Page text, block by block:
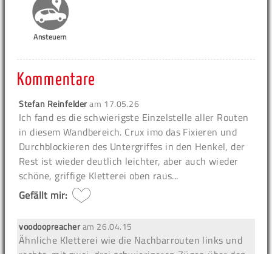
Ansteuern
Kommentare
Stefan Reinfelderam 17.05.26
Ich fand es die schwierigste Einzelstelle aller Routen
in diesem Wandbereich. Crux imo das Fixieren und
Durchblockieren des Untergriffes in den Henkel, der
Rest ist wieder deutlich leichter, aber auch wieder
schöne, griffige Kletterei oben raus...
Gefällt mir:
voodoopreacheram 26.04.15
Ähnliche Kletterei wie die Nachbarrouten links und